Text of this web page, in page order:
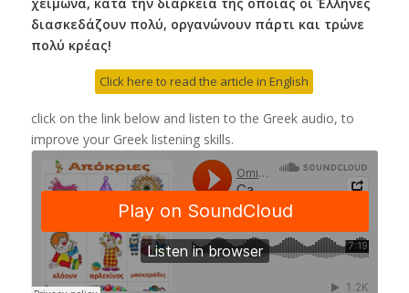
χειμώνα, κατά την διάρκεια της οποίας οι Έλληνες
διασκεδάζουν πολύ, οργανώνουν πάρτι και τρώνε
πολύ κρέας!
Click here to read the article in English
click on the link below and listen to the Greek audio, to
improve your Greek listening skills.